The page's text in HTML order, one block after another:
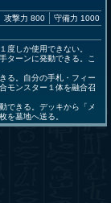
攻撃力 800 守備力 1000
しか使用できない。
ターンに発動できる。こ
る。自分の手札・フィー
モンスター１体を融合召
できる。デッキから「メ
を墓地へ送る。